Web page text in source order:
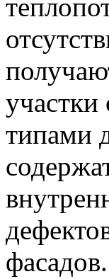
типами
фасадов.